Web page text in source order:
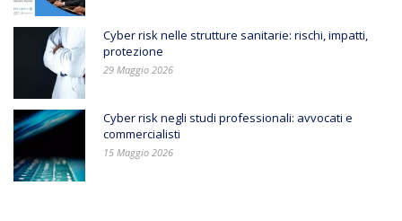
Cyber risk nelle strutture sanitarie: rischi, impatti,
protezione
29 Maggio 2026
Cyber risk negli studi professionali: avvocati e
commercialisti
15 Maggio 2026